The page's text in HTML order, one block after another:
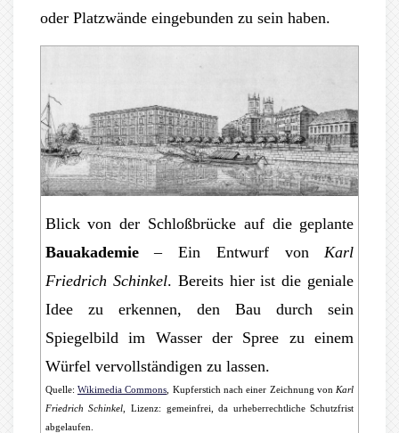
oder Platzwände eingebunden zu sein haben.
Blick von der Schloßbrücke auf die geplante
Bauakademie– Ein Entwurf von Karl
Friedrich Schinkel. Bereits hier ist die geniale
Idee zu erkennen, den Bau durch sein
Spiegelbild im Wasser der Spree zu einem
Würfel vervollständigen zu lassen.
Quelle: Wikimedia Commons , Kupferstich nach einer Zeichnung von Karl
Friedrich Schinkel , Lizenz: gemeinfrei, da urheberrechtliche Schutzfrist
abgelaufen.